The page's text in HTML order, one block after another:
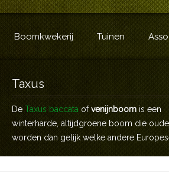
Boomkwekerij Tuinen
Taxus
DeTaxus baccata ofvenijnboomis een
winterharde, altijdgroene boom die
worden dan gelijk welke andere